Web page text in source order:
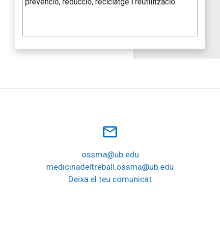
prevenció, reducció, reciclatge i reutilització.
mail_outline
ossma@ub.edu
medicinadeltreball.ossma@ub.edu
Deixa el teu comunicat